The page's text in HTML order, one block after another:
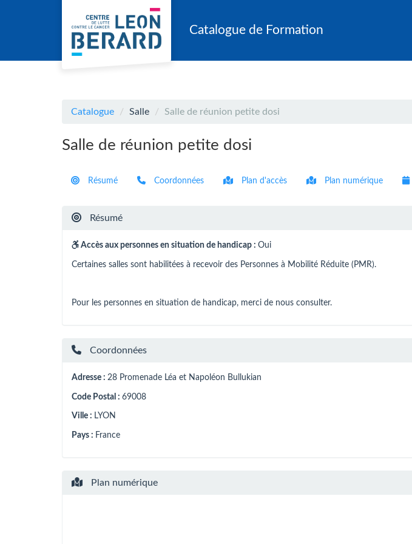
Catalogue de Formation
Catalogue Salle Salle de réunion petite dosi
Salle de réunion petite dosi
Résumé Coordonnées Plan d'accès Plan numérique
Résumé
Accès aux personnes en situation de handicap : Oui
Certaines salles sont habilitées à recevoir des Personnes à Mobilité Réduite (PMR).
Pour les personnes en situation de handicap, merci de nous consulter.
Coordonnées
Adresse : 28 Promenade Léa et Napoléon Bullukian
Code Postal : 69008
Ville : LYON
Pays : France
Plan numérique